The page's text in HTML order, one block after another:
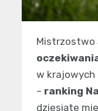
Mistrzostwo
w krajowych
– ranking
dziesiąte